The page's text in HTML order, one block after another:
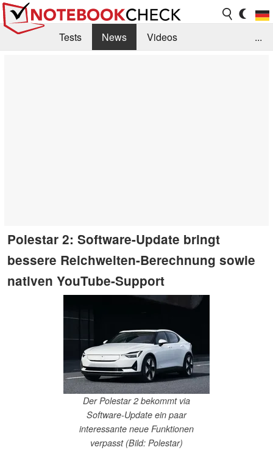
Tests News
Videos
...
Polestar 2: Software-Update bringt
bessere Reichweiten-Berechnung sowie
nativen YouTube-Support
Der Polestar 2 bekommt via
Software-Update ein paar
interessante neue Funktionen
verpasst (Bild: Polestar)